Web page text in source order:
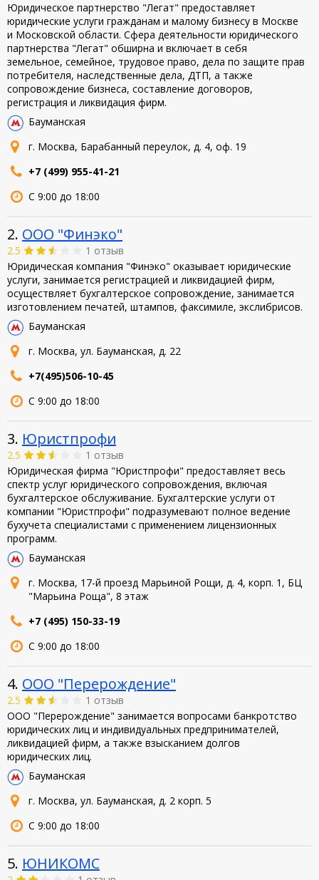
Юридическое партнерство "Легат" предоставляет
юридические услуги гражданам и малому бизнесу в Москве
и Московской области. Сфера деятельности юридического
партнерства "Легат" обширна и включает в себя
земельное, семейное, трудовое право, дела по защите прав
потребителя, наследственные дела, ДТП, а также
сопровождение бизнеса, составление договоров,
регистрация и ликвидация фирм.
Бауманская
г. Москва, Барабанный переулок, д. 4, оф. 19
+7 (499) 955-41-21
С 9:00 до 18:00
2. ООО "Финэко"
2.5
1 отзыв
Юридическая компания "Финэко" оказывает юридические
услуги, занимается регистрацией и ликвидацией фирм,
осуществляет бухгалтерское сопровождение, занимается
изготовлением печатей, штампов, факсимиле, экслибрисов.
Бауманская
г. Москва, ул. Бауманская, д. 22
+7(495)506-10-45
С 9:00 до 18:00
3. Юристпрофи
2.5
1 отзыв
Юридическая фирма "Юристпрофи" предоставляет весь
спектр услуг юридического сопровождения, включая
бухгалтерское обслуживание. Бухгалтерские услуги от
компании "Юристпрофи" подразумевают полное ведение
бухучета специалистами с применением лицензионных
программ.
Бауманская
г. Москва, 17-й проезд Марьиной Рощи, д. 4, корп. 1, БЦ
"Марьина Роща", 8 этаж
+7 (495) 150-33-19
С 9:00 до 18:00
4. ООО "Перерождение"
2.5
1 отзыв
ООО "Перерождение" занимается вопросами банкротство
юридических лиц и индивидуальных предпринимателей,
ликвидацией фирм, а также взысканием долгов
юридических лиц.
Бауманская
г. Москва, ул. Бауманская, д. 2 корп. 5
С 9:00 до 18:00
5. ЮНИКОМС